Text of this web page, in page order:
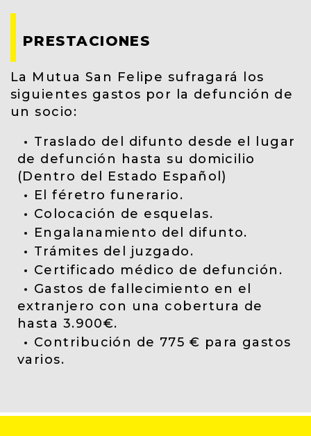
PRESTACIONES
La Mutua San Felipe sufragará los
siguientes gastos por la defunción de
un socio:
Traslado del difunto desde el lugar
de defunción hasta su domicilio
(Dentro del Estado Español)
El féretro funerario.
Colocación de esquelas.
Engalanamiento del difunto.
Trámites del juzgado.
Certificado médico de defunción.
Gastos de fallecimiento en el
extranjero con una cobertura de
hasta 3.900€.
Contribución de 775 € para gastos
varios.